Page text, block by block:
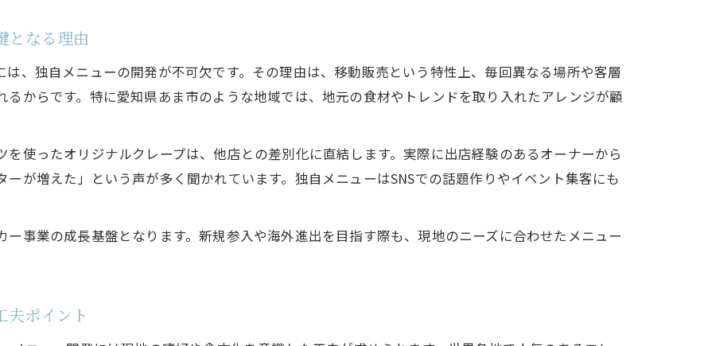
となる理由
、独自メニューの開発が不可欠です。その理由は、移動販売という特性上、毎回異なる場所や客層
からです。特に愛知県あま市のような地域では、地元の食材やトレンドを取り入れたアレンジが顧
使ったオリジナルクレープは、他店との差別化に直結します。実際に出店経験のあるオーナーから
が増えた」という声が多く聞かれています。独自メニューはSNSでの話題作りやイベント集客にも
事業の成長基盤となります。新規参入や海外進出を目指す際も、現地のニーズに合わせたメニュー
夫ポイント